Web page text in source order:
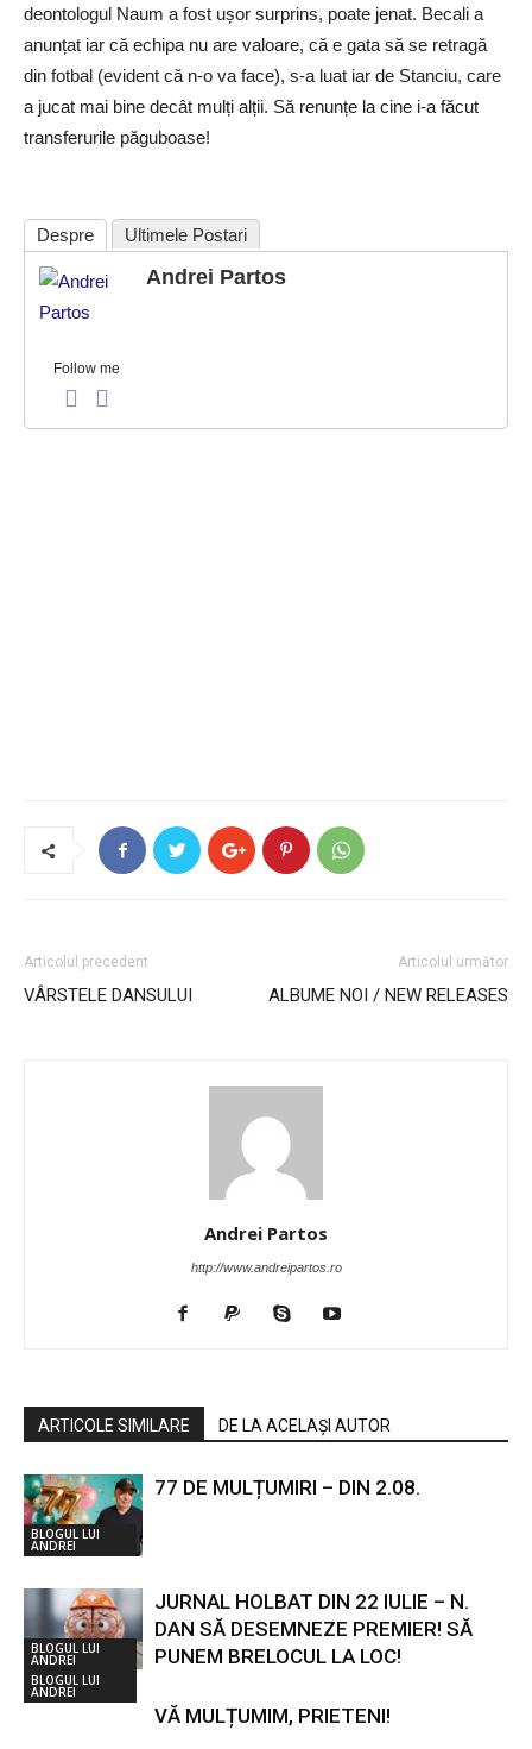
deontologul Naum a fost ușor surprins, poate jenat. Becali a
anunțat iar că echipa nu are valoare, că e gata să se retragă
din fotbal (evident că n-o va face), s-a luat iar de Stanciu, care
a jucat mai bine decât mulți alții. Să renunțe la cine i-a făcut
transferurile păguboase!
Despre Ultimele Postari
Follow me
Andrei Partos
Articolul precedent
VÂRSTELE DANSULUI
Articolul următor
ALBUME NOI / NEW RELEASES
Andrei Partos
http://www.andreipartos.ro
ARTICOLE SIMILARE DE LA ACELAȘI AUTOR
BLOGUL LUI
ANDREI
77 DE MULȚUMIRI – DIN 2.08.
BLOGUL LUI
ANDREI
JURNAL HOLBAT DIN 22 IULIE – N.
DAN SĂ DESEMNEZE PREMIER! SĂ
PUNEM BRELOCUL LA LOC!
BLOGUL LUI
ANDREI
VĂ MULȚUMIM, PRIETENI!